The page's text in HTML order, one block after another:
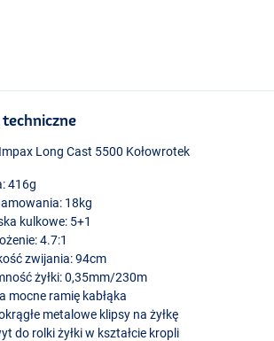
techniczne
Long Cast 5500 Kołowrotek
416g
18kg
kulkowe: 5+1
4.7:1
zwijania: 94cm
żyłki: 0,35mm/230m
mocne ramię kabłąka
metalowe klipsy na żyłkę
do rolki żyłki w kształcie kropli